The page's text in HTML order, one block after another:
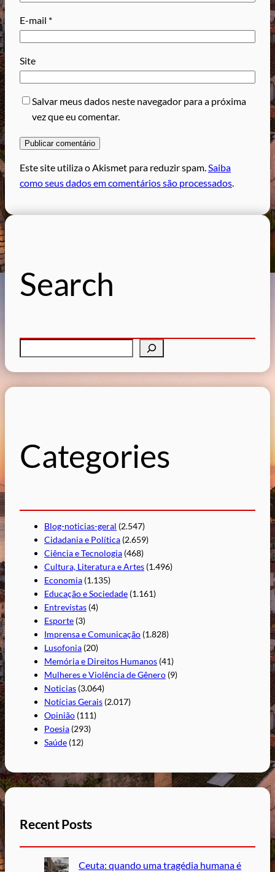
E-mail *
Site
Salvar meus dados neste navegador para a próxima
vez que eu comentar.
Este site utiliza o Akismet para reduzir spam. Saiba
como seus dados em comentários são processados
Search
e
s
aCategories
Blog-noticias-geral (2.547)
Cidadania e Política (2.659)
Ciência e Tecnologia (468)
Cultura, Literatura e Artes (1.496)
Economia (1.135)
Educação e Sociedade (1.161)
Entrevistas (4)
Esporte (3)
Imprensa e Comunicação (1.828)
Lusofonia (20)
Memória e Direitos Humanos (41)
Mulheres e Violência de Gênero (9)
Noticias (3.064)
Notícias Gerais (2.017)
Opinião (111)
Poesia (293)
Saúde (12)
Recent Posts
Ceuta: quando uma tragédia humana é